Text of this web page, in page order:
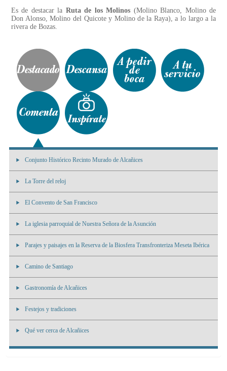
Es de destacar la Ruta de los Molinos (Molino Blanco, Molino de
Don Alonso, Molino del Quicote y Molino de la Raya), a lo largo a la
rivera de Bozas.
Conjunto Histórico Recinto Murado de Alcañices
La Torre del reloj
El Convento de San Francisco
La iglesia parroquial de Nuestra Señora de la Asunción
Parajes y paisajes en la Reserva de la Biosfera Transfronteriza Meseta Ibérica
Camino de Santiago
Gastronomía de Alcañices
Festejos y tradiciones
Qué ver cerca de Alcañices